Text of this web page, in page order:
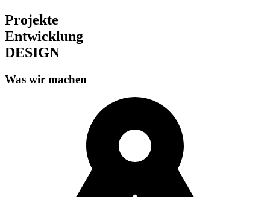
Projekte
Entwicklung
DESIGN
Was wir machen